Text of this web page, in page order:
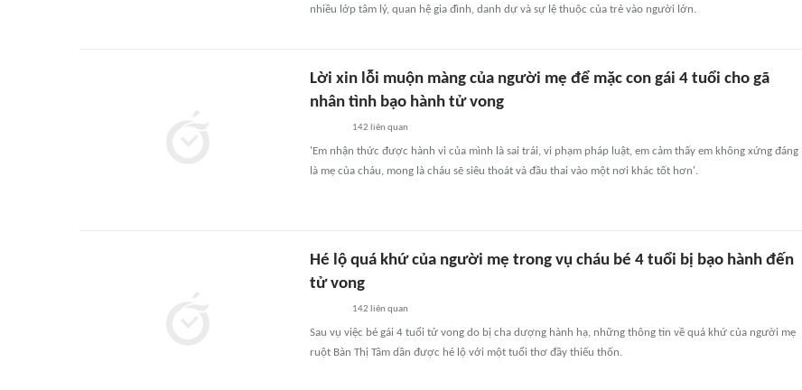
nhiều lớp tâm lý, quan hệ gia đình, danh dự và sự lệ thuộc của trẻ vào người lớn.
Lời xin lỗi muộn màng của người mẹ để mặc con gái 4 tuổi cho gã
nhân tình bạo hành tử vong
142 liên quan
'Em nhận thức được hành vi của mình là sai trái, vi phạm pháp luật, em cảm thấy em không xứng đáng
là mẹ của cháu, mong là cháu sẽ siêu thoát và đầu thai vào một nơi khác tốt hơn'.
Hé lộ quá khứ của người mẹ trong vụ cháu bé 4 tuổi bị bạo hành đến
tử vong
142 liên quan
Sau vụ việc bé gái 4 tuổi tử vong do bị cha dượng hành hạ, những thông tin về quá khứ của người mẹ
ruột Bàn Thị Tâm dần được hé lộ với một tuổi thơ đầy thiếu thốn.